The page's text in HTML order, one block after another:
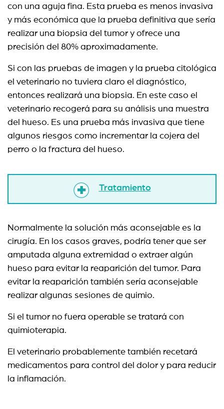
con una aguja fina. Esta prueba es menos invasiva
y más económica que la prueba definitiva que sería
realizar una biopsia del tumor y ofrece una
precisión del 80% aproximadamente.
Si con las pruebas de imagen y la prueba citológica
el veterinario no tuviera claro el diagnóstico,
entonces realizará una biopsia. En este caso el
veterinario recogerá para su análisis una muestra
del hueso. Es una prueba más invasiva que tiene
algunos riesgos como incrementar la cojera del
perro o la fractura del hueso.
Tratamiento
Normalmente la solución más aconsejable es la
cirugía. En los casos graves, podría tener que ser
amputada alguna extremidad o extraer algún
hueso para evitar la reaparición del tumor. Para
evitar la reaparición también sería aconsejable
realizar algunas sesiones de quimio.
Si el tumor no fuera operable se tratará con
quimioterapia.
El veterinario probablemente también recetará
medicamentos para control del dolor y para reducir
la inflamación.